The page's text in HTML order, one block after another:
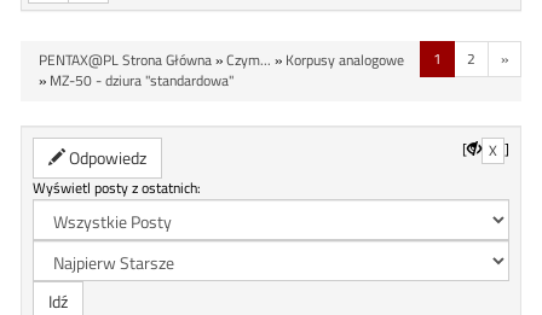
1 2 »
PENTAX@PL Strona Główna»Czym... » Korpusy analogowe
» MZ-50 - dziura "standardowa"
Odpowiedz [ X ]
Wyświetl posty z ostatnich: